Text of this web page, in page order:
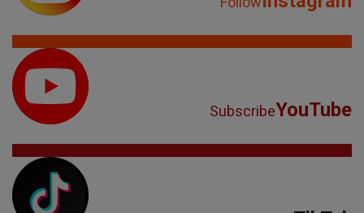
SubscribeYouTube